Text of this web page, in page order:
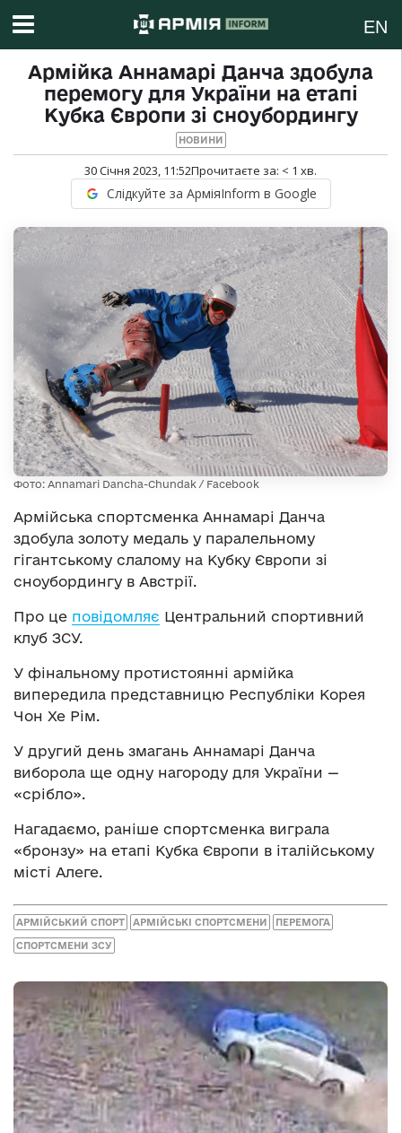
EN
Армійка Аннамарі Данча здобула
перемогу для України на етапі
Кубка Європи зі сноубордингу
НОВИНИ
30 Січня 2023, 11:52Прочитаєте за: < 1 хв.
Слідкуйте за АрміяInform в Google
Фото: Annamari Dancha-Chundak / Facebook
Армійська спортсменка Аннамарі Данча
здобула золоту медаль у паралельному
гігантському слалому на Кубку Європи зі
сноубордингу в Австрії.
Про це повідомляє Центральний спортивний
клуб ЗСУ.
У фінальному протистоянні армійка
випередила представницю Республіки Корея
Чон Хе Рім.
У другий день змагань Аннамарі Данча
виборола ще одну нагороду для України —
«срібло».
Нагадаємо, раніше спортсменка виграла
«бронзу» на етапі Кубка Європи в італійському
місті Алеге.
АРМІЙСЬКИЙ СПОРТ АРМІЙСЬКІ СПОРТСМЕНИ ПЕРЕМОГА
СПОРТСМЕНИ ЗСУ